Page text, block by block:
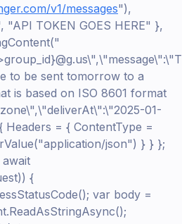
v1/messages"),
TOKEN GOES HERE" },
to be sent tomorrow to a
is based on ISO 8601 format
01-
Headers = { ContentType =
json") } } };
{
var body =